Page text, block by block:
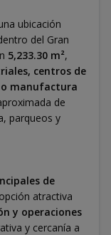
ubicación
del Gran
5,233.30 m²,
centros de
o manufactura
de
parqueos y
de
atractiva
y operaciones
y cercanía a